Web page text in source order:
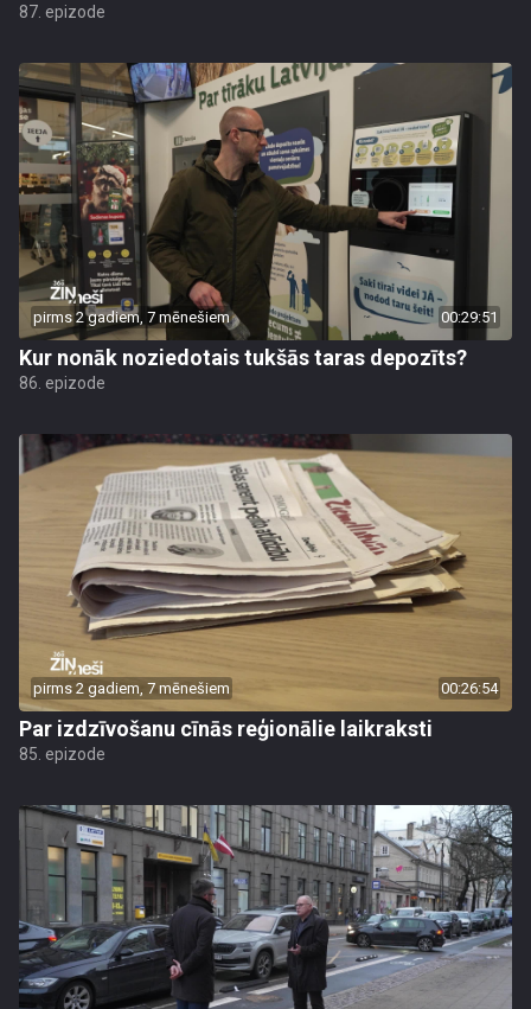
87. epizode
pirms 2 gadiem, 7 mēnešiem 00:29:51
Kur nonāk noziedotais tukšās taras depozīts?
86. epizode
pirms 2 gadiem, 7 mēnešiem 00:26:54
Par izdzīvošanu cīnās reģionālie laikraksti
85. epizode